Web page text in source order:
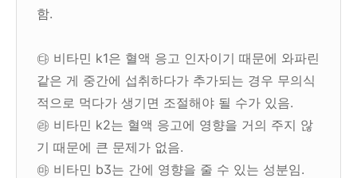
함.
㉰ 비타민 k1은 혈액 응고 인자이기 때문에 와파린
같은 게 중간에 섭취하다가 추가되는 경우 무의식
적으로 먹다가 생기면 조절해야 될 수가 있음.
㉱ 비타민 k2는 혈액 응고에 영향을 거의 주지 않
기 때문에 큰 문제가 없음.
㉲ 비타민 b3는 간에 영향을 줄 수 있는 성분임.